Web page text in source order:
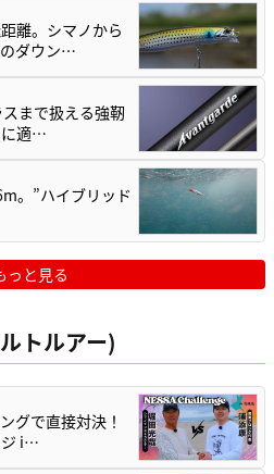
離。シマノから
ダウン…
まで扱える強靭
に適…
。”ハイブリッド
っと見る
トルアー)
グで直接対決！
ジ i…